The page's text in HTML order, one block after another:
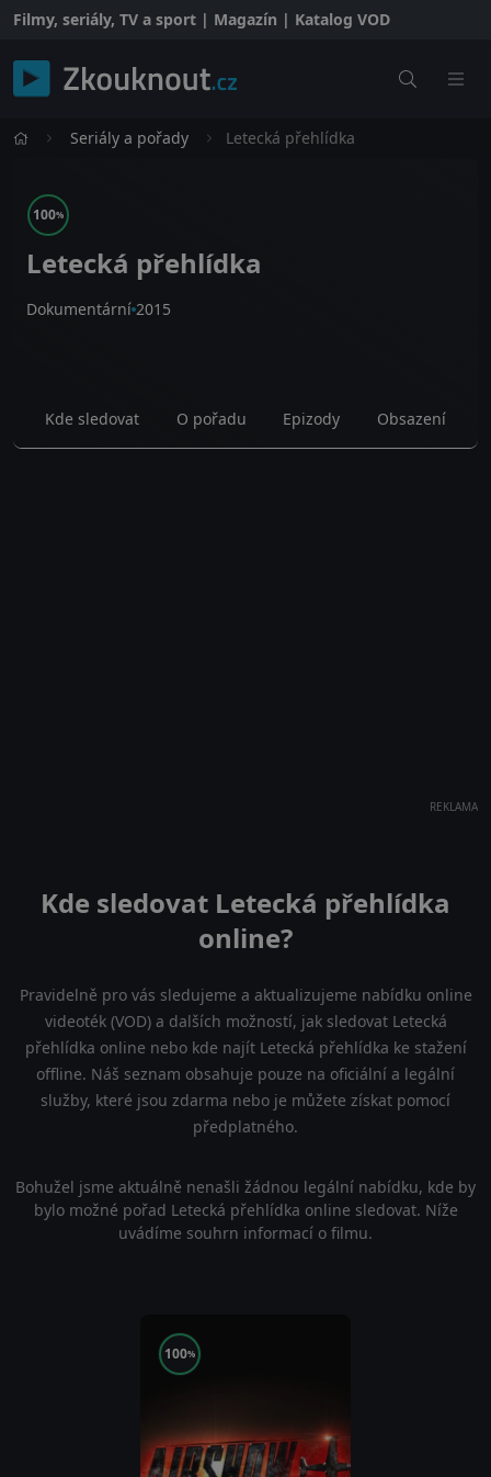
Filmy, seriály, TV a sport | Magazín | Katalog VOD
Seriály a pořady Letecká přehlídka
100%
Letecká přehlídka
Dokumentární 2015
Kde sledovat O pořadu Epizody Obsazení
REKLAMA
Kde sledovat Letecká přehlídka
online?
Pravidelně pro vás sledujeme a aktualizujeme nabídku online
videoték (VOD) a dalších možností, jak sledovat Letecká
přehlídka online nebo kde najít Letecká přehlídka ke stažení
offline. Náš seznam obsahuje pouze na oficiální a legální
služby, které jsou zdarma nebo je můžete získat pomocí
předplatného.
Bohužel jsme aktuálně nenašli žádnou legální nabídku, kde by
bylo možné pořad Letecká přehlídka online sledovat. Níže
uvádíme souhrn informací o filmu.
100%